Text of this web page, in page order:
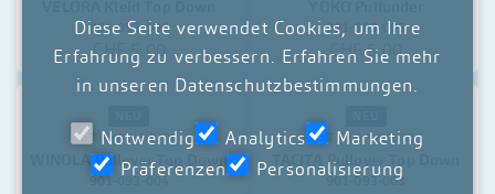
Diese Seite verwendet Cookies, um Ihre
Erfahrung zu verbessern. Erfahren Sie mehr
in unseren Datenschutzbestimmungen.
Notwendig Analytics
Marketing
Präferenzen
Personalisierung